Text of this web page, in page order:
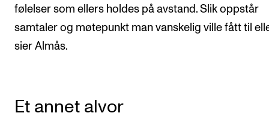
følelser som ellers holdes på avstand. Slik oppstår
samtaler og møtepunkt man vanskelig ville fått til
sier Almås.
Et annet alvor